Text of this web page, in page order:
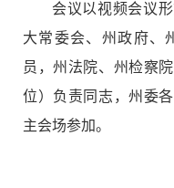
会议以视频会议
大常委会、州政府、
员，州法院、州检察
位）负责同志，州委
主会场参加。